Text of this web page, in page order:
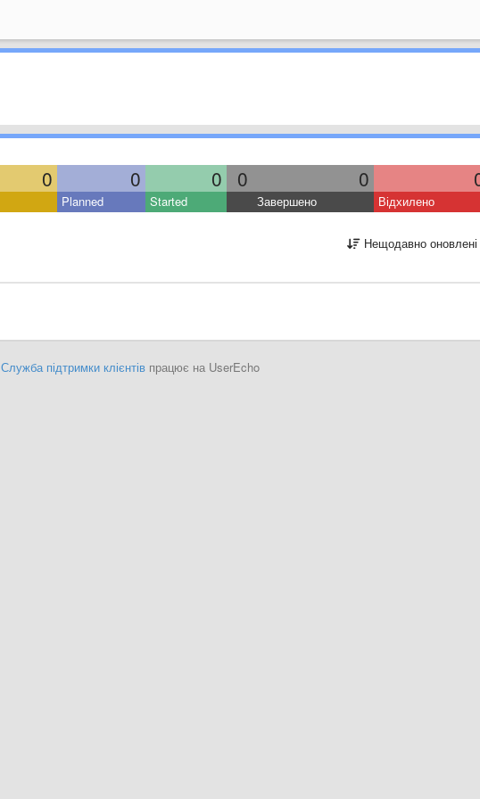
0 0 0 0 0
Planned Started Завершено Відхилено
Нещодавно оновлені
Служба підтримки клієнтівпрацює на UserEcho